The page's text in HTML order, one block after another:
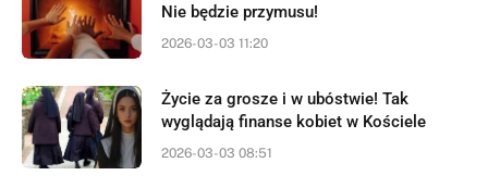
Nie będzie przymusu!
2026-03-03 11:20
Życie za grosze i w ubóstwie! Tak
wyglądają finanse kobiet w Kościele
2026-03-03 08:51